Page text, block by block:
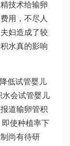
技术给输卵
用，不尽人
妇造成了较
水真的影响
低试管婴儿
水会试管婴儿
道输卵管积
使种植率下
尚有待研